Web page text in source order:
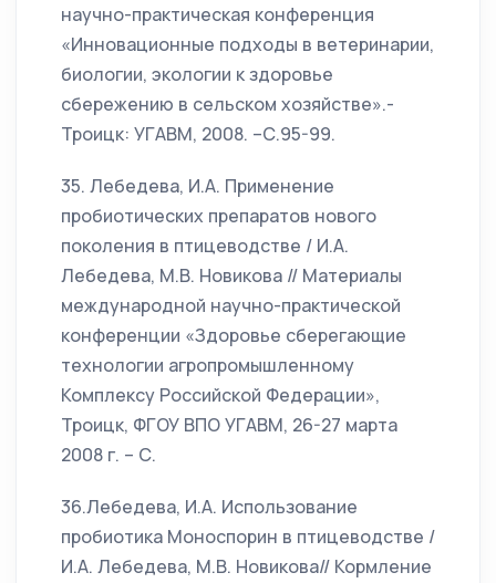
научно-практическая конференция
«Инновационные подходы в ветеринарии,
биологии, экологии к здоровье
сбережению в сельском хозяйстве».-
Троицк: УГАВМ, 2008. –С.95-99.
35. Лебедева, И.А. Применение
пробиотических препаратов нового
поколения в птицеводстве / И.А.
Лебедева, М.В. Новикова // Материалы
международной научно-практической
конференции «Здоровье сберегающие
технологии агропромышленному
Комплексу Российской Федерации»,
Троицк, ФГОУ ВПО УГАВМ, 26-27 марта
2008 г. – С.
36.Лебедева, И.А. Использование
пробиотика Моноспорин в птицеводстве /
И.А. Лебедева, М.В. Новикова// Кормление